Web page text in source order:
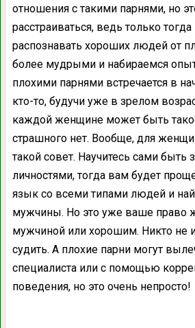
отношения с такими парнями, но
расстраиваться, ведь только
распознавать хороших людей от
более мудрыми и набираемся
плохими парнями встречается в
кто-то, будучи уже в зрелом
каждой женщине может быть
страшного нет. Вообще, для
такой совет. Научитесь сами быть
личностями, тогда вам будет
язык со всеми типами людей и
мужчины. Но это уже ваше право
мужчиной или хорошим. Никто не
судить. А плохие парни могут
специалиста или с помощью
поведения, но это очень непросто!